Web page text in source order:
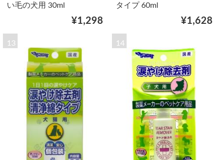
い毛の犬用 30ml
¥1,298
タイプ 60ml
¥1,628
13 14